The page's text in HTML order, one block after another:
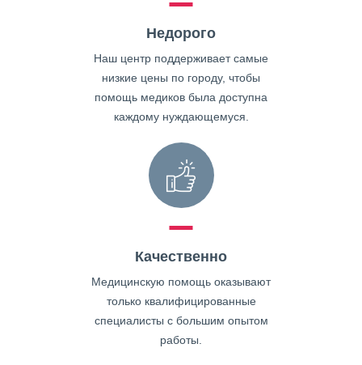
Недорого
Наш центр поддерживает самые
низкие цены по городу, чтобы
помощь медиков была доступна
каждому нуждающемуся.
Качественно
Медицинскую помощь оказывают
только квалифицированные
специалисты с большим опытом
работы.